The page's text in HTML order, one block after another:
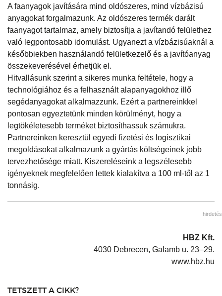
A faanyagok javítására mind oldószeres, mind vízbázisú
anyagokat forgalmazunk. Az oldószeres termék darált
faanyagot tartalmaz, amely biztosítja a javítandó felülethez
való legpontosabb idomulást. Ugyanezt a vízbázisúaknál a
későbbiekben használandó felületkezelő és a javítóanyag
összekeverésével érhetjük el.
Hitvallásunk szerint a sikeres munka feltétele, hogy a
technológiához és a felhasznált alapanyagokhoz illő
segédanyagokat alkalmazzunk. Ezért a partnereinkkel
pontosan egyeztetünk minden körülményt, hogy a
legtökéletesebb terméket biztosíthassuk számukra.
Partnereinken keresztül egyedi fizetési és logisztikai
megoldásokat alkalmazunk a gyártás költségeinek jobb
tervezhetősége miatt. Kiszereléseink a legszélesebb
igényeknek megfelelően lettek kialakítva a 100 ml-től az 1
tonnásig.
hirdetés
HBZ Kft.
4030 Debrecen, Galamb u. 23–29.
www.hbz.hu
TETSZETT A CIKK?